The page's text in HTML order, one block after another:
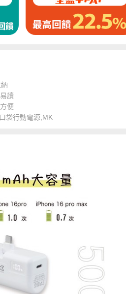
讀
便
袋行動電源,MK